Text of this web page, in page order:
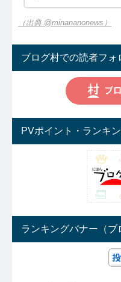
（出典 @minananonews）
ブログ村での読者フォ
PVポイント・ランキ
ランキングバナー（ブ